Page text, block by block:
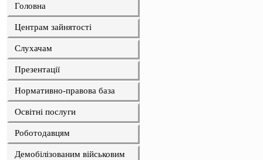
Головна
Центрам зайнятості
Слухачам
Презентації
Нормативно-правова база
Освітні послуги
Роботодавцям
Демобілізованим військовим